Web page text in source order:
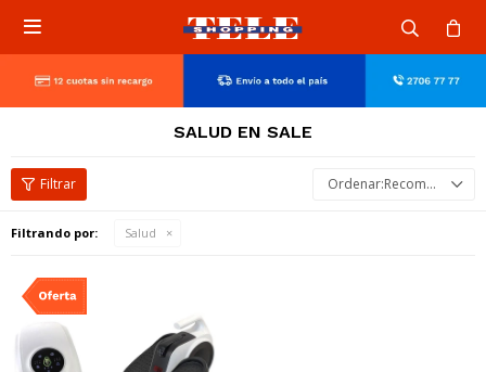

SALUD EN SALE
Recomendados
Filtrando por: Salud